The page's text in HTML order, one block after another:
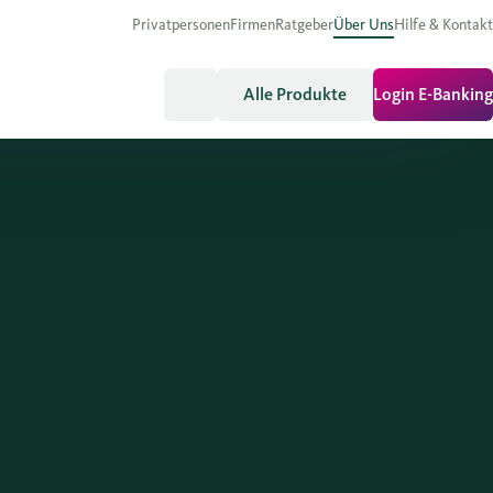
PrivatpersonenFirmenRatgeberÜber UnsHilfe & Kontakt
Alle Produkte Login E-Banking